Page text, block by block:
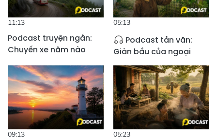
11:13
Podcast truyện ngắn:
Chuyến xe năm nào
05:13
Podcast tản văn:
Giàn bầu của ngoại
09:13 05:23